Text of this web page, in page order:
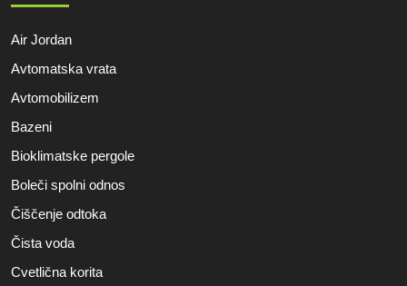
Air Jordan
Avtomatska vrata
Avtomobilizem
Bazeni
Bioklimatske pergole
Boleči spolni odnos
Čiščenje odtoka
Čista voda
Cvetlična korita